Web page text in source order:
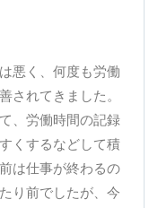
悪く、何度も労働
されてきました。
、労働時間の記録
くするなどして積
は仕事が終わるの
り前でしたが、今